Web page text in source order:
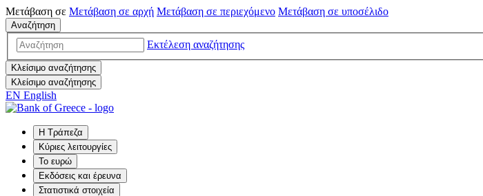
Μετάβαση σε Μετάβαση σε αρχή Μετάβαση σε περιεχόμενο Μετάβαση σε υποσέλιδο
Αναζήτηση
Εκτέλεση αναζήτησης
Κλείσιμο αναζήτησης
Κλείσιμο αναζήτησης
EN English
Η Τράπεζα
Κύριες λειτουργίες
Το ευρώ
Εκδόσεις και έρευνα
Στατιστικά στοιχεία